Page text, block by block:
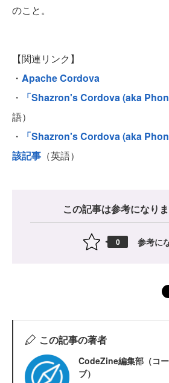
のこと。
【関連リンク】
・ Apache Cordova
・
「Shazron's Cordova (aka
語）
・
「Shazron's Cordova (aka
該記事 （英語）
この記事は参考になり
0 参考に
この記事の著者
CodeZine編集部（コ
ブ）